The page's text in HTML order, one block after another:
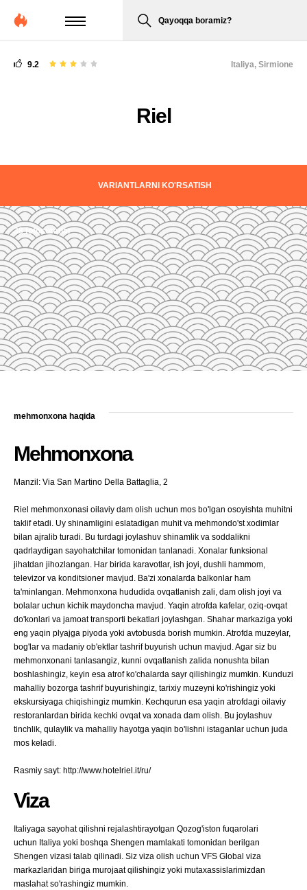
Qayoqqa boramiz?
9.2
Riel
Italiya, Sirmione
VARIANTLARNI KO'RSATISH
38 fotosuratlar
mehmonxona haqida
Mehmonxona
Manzil: Via San Martino Della Battaglia, 2
Riel mehmonxonasi oilaviy dam olish uchun mos bo'lgan osoyishta muhitni
taklif etadi. Uy shinamligini eslatadigan muhit va mehmondo'st xodimlar
bilan ajralib turadi. Bu turdagi joylashuv shinamlik va soddalikni
qadrlaydigan sayohatchilar tomonidan tanlanadi. Xonalar funksional
jihatdan jihozlangan. Har birida karavotlar, ish joyi, dushli hammom,
televizor va konditsioner mavjud. Ba'zi xonalarda balkonlar ham
ta'minlangan. Mehmonxona hududida ovqatlanish zali, dam olish joyi va
bolalar uchun kichik maydoncha mavjud. Yaqin atrofda kafelar, oziq-ovqat
do'konlari va jamoat transporti bekatlari joylashgan. Shahar markaziga yoki
eng yaqin plyajga piyoda yoki avtobusda borish mumkin. Atrofda muzeylar,
bog'lar va madaniy ob'ektlar tashrif buyurish uchun mavjud. Agar siz bu
mehmonxonani tanlasangiz, kunni ovqatlanish zalida nonushta bilan
boshlashingiz, keyin esa atrof ko'chalarda sayr qilishingiz mumkin. Kunduzi
mahalliy bozorga tashrif buyurishingiz, tarixiy muzeyni ko'rishingiz yoki
ekskursiyaga chiqishingiz mumkin. Kechqurun esa yaqin atrofdagi oilaviy
restoranlardan birida kechki ovqat va xonada dam olish. Bu joylashuv
tinchlik, qulaylik va mahalliy hayotga yaqin bo'lishni istaganlar uchun juda
mos keladi.
Rasmiy sayt: http://www.hotelriel.it/ru/
Viza
Italiyaga sayohat qilishni rejalashtirayotgan Qozog'iston fuqarolari
uchun Italiya yoki boshqa Shengen mamlakati tomonidan berilgan
Shengen vizasi talab qilinadi. Siz viza olish uchun VFS Global viza
markazlaridan biriga murojaat qilishingiz yoki mutaxassislarimizdan
maslahat so'rashingiz mumkin.